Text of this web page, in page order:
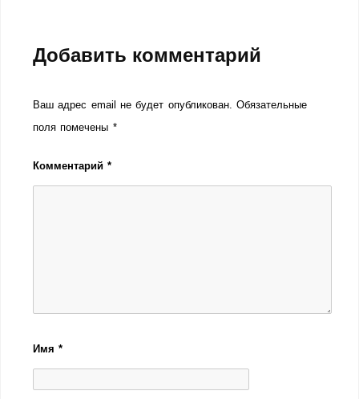
Добавить комментарий
Ваш адрес email не будет опубликован. Обязательные
поля помечены *
Комментарий*
Имя*